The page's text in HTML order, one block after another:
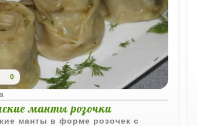
0
манты розочки
манты в форме розочек с